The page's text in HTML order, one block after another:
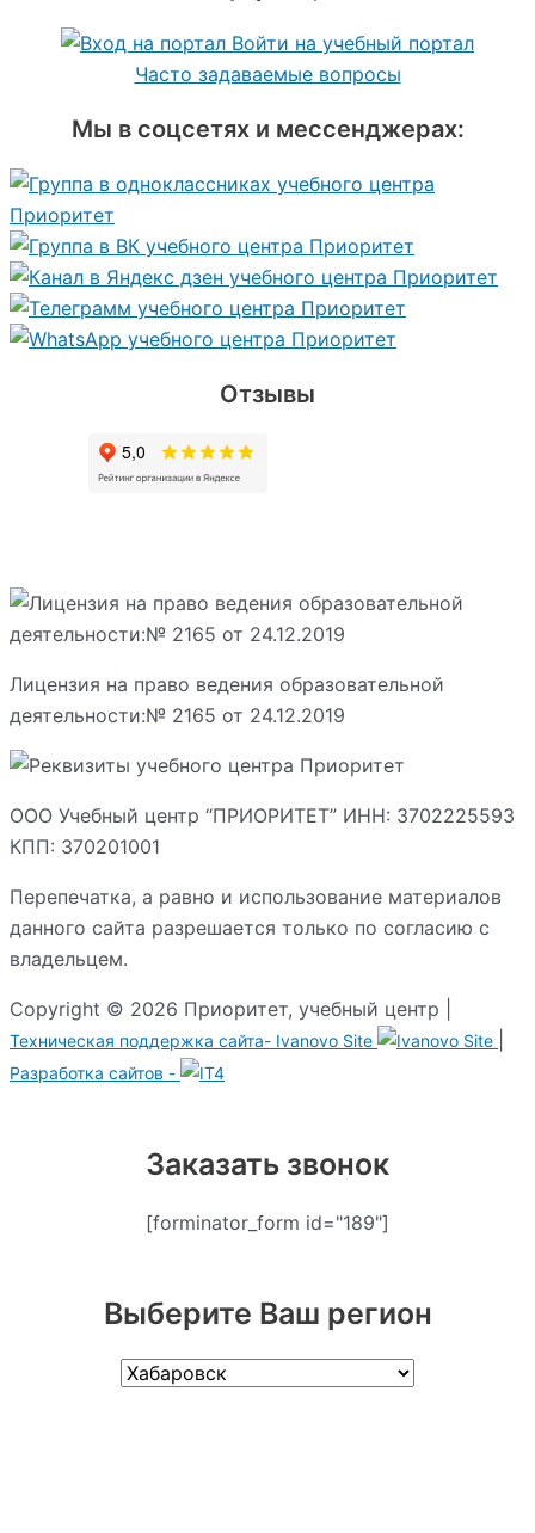
Войти на учебный портал
Часто задаваемые вопросы
Мы в соцсетях и мессенджерах:
Отзывы
Лицензия на право ведения образовательной
деятельности:№ 2165 от 24.12.2019
ООО Учебный центр “ПРИОРИТЕТ” ИНН: 3702225593
КПП: 370201001
Перепечатка, а равно и использование материалов
данного сайта разрешается только по согласию с
владельцем.
Copyright © 2026 Приоритет, учебный центр |
Техническая поддержка сайта- Ivanovo Site
Разработка сайтов -
Заказать звонок
[forminator_form id="189"]
Выберите Ваш регион